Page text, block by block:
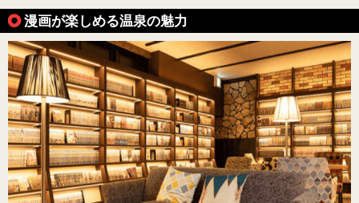
漫画が楽しめる温泉の魅力